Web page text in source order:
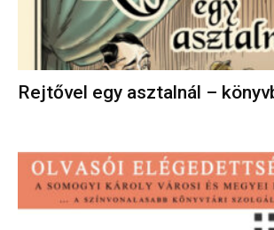
Rejtővel egy asztalnál –